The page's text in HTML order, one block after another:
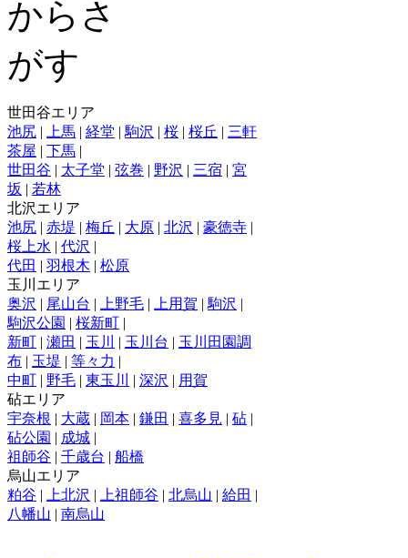
世田谷エリア
池尻 | 上馬 | 経堂 | 駒沢 | 桜 | 桜丘 | 三軒
茶屋 | 下馬 |
世田谷 | 太子堂 | 弦巻 | 野沢 | 三宿 | 宮
坂 | 若林
北沢エリア
池尻 | 赤堤 | 梅丘 | 大原 | 北沢 | 豪徳寺 |
桜上水 | 代沢 |
代田 | 羽根木 | 松原
玉川エリア
奥沢 | 尾山台 | 上野毛 | 上用賀 | 駒沢 |
駒沢公園 | 桜新町 |
新町 | 瀬田 | 玉川 | 玉川台 | 玉川田園調
布 | 玉堤 | 等々力 |
中町 | 野毛 | 東玉川 | 深沢 | 用賀
砧エリア
宇奈根 | 大蔵 | 岡本 | 鎌田 | 喜多見 | 砧 |
砧公園 | 成城 |
祖師谷 | 千歳台 | 船橋
烏山エリア
粕谷 | 上北沢 | 上祖師谷 | 北烏山 | 給田 |
八幡山 | 南烏山